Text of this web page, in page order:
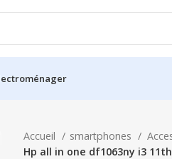
Accueil smartphones
Hp all in one df1063ny i3